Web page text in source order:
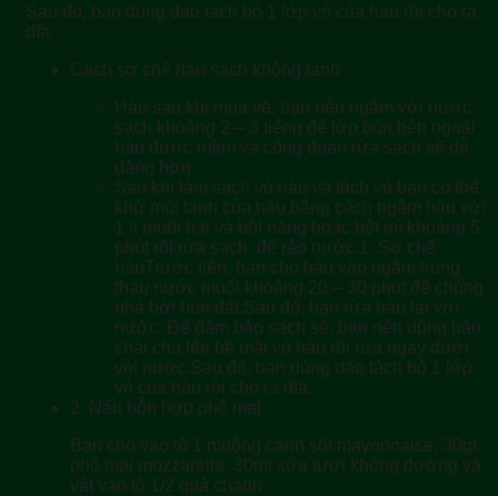
Sau đó, bạn dùng dao tách bỏ 1 lớp vỏ của hàu rồi cho ra
dĩa.
Cách sơ chế hàu sạch không tanh
Hàu sau khi mua về, bạn nên ngâm với nước
sạch khoảng 2 – 3 tiếng để lớp bùn bên ngoài
hàu được mềm và công đoạn rửa sạch sẽ dễ
dàng hơn.
Sau khi làm sạch vỏ hàu và tách vỏ bạn có thể
khử mùi tanh của hàu bằng cách ngâm hàu với
1 ít muối hạt và bột năng hoặc bột mì khoảng 5
phút rồi rửa sạch, để ráo nước.1: Sơ chế
hàuTrước tiên, bạn cho hàu vào ngâm trong
thau nước muối khoảng 20 – 30 phút để chúng
nhả bớt bùn đất.Sau đó, bạn rửa hàu lại với
nước. Để đảm bảo sạch sẽ, bạn nên dùng bàn
chải chà lên bề mặt vỏ hàu rồi rửa ngay dưới
vòi nước.Sau đó, bạn dùng dao tách bỏ 1 lớp
vỏ của hàu rồi cho ra dĩa.
2. Nấu hỗn hợp phô mai
Bạn cho vào tô 1 muỗng canh sốt mayonnaise, 30gr
phô mai mozzarella, 30ml sữa tươi không đường và
vắt vào tô 1/2 quả chanh.